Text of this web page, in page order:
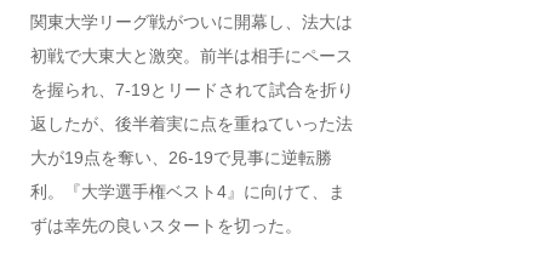
関東大学リーグ戦がついに開幕し、法大は
初戦で大東大と激突。前半は相手にペース
を握られ、7-19とリードされて試合を折り
返したが、後半着実に点を重ねていった法
大が19点を奪い、26-19で見事に逆転勝
利。『大学選手権ベスト4』に向けて、ま
ずは幸先の良いスタートを切った。